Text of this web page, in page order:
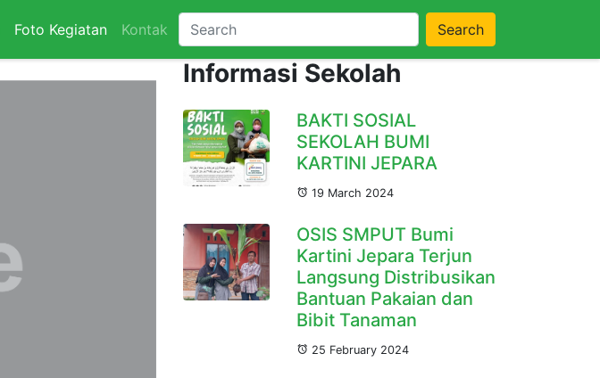
Foto Kegiatan Kontak Search
Informasi Sekolah
BAKTI SOSIAL
SEKOLAH BUMI
KARTINI JEPARA
19 March 2024
OSIS SMPUT Bumi
Kartini Jepara Terjun
Langsung Distribusikan
Bantuan Pakaian dan
Bibit Tanaman
25 February 2024